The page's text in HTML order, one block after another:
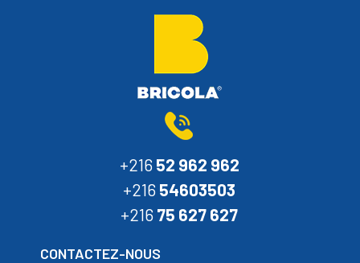
+216 52 962 962
+216 54603503
+216 75 627 627
CONTACTEZ-NOUS